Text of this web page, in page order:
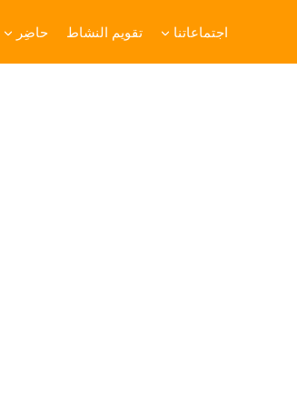
اجتماعاتنا تقويم النشاط حاضِر